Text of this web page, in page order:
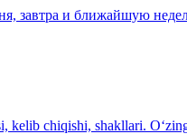
завтра и ближайшую
kelib chiqishi, shakllari.